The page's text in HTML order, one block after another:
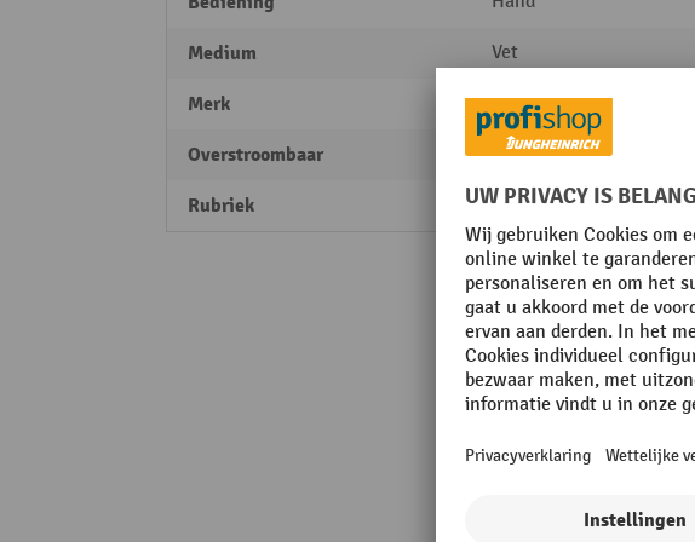
Medium Vet
Merk Samoa-Hallbauer
Overstroombaar nee
Rubriek Performance